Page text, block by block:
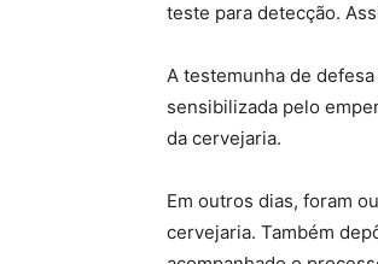
teste para detecção.
A testemunha de
sensibilizada pelo
da cervejaria.
Em outros dias, foram
cervejaria. Também